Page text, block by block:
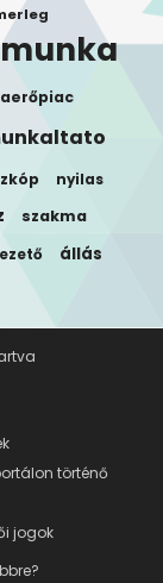
munka
nyilas
szakma
állás
történő
jogok